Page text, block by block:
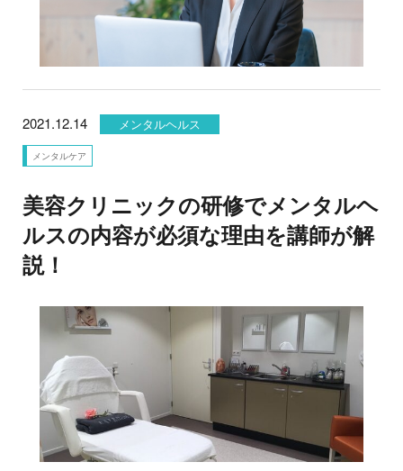
2021.12.14 メンタルヘルス
メンタルケア
美容クリニックの研修でメンタルヘ
ルスの内容が必須な理由を講師が解
説！